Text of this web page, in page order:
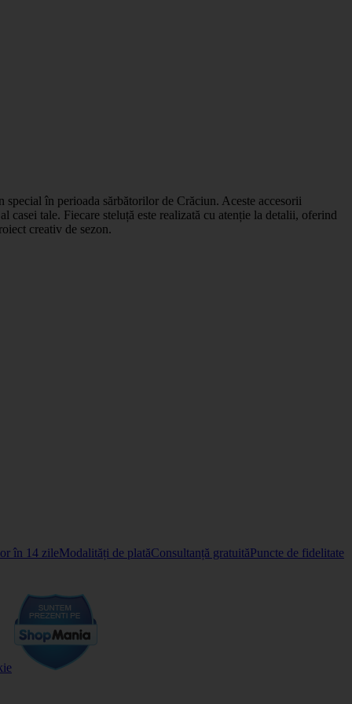
special în perioada sărbătorilor de Crăciun. Aceste accesorii
tale. Fiecare steluță este realizată cu atenție la detalii, oferind
creativ de sezon.
în 14 zileModalități de platăConsultanță gratuităPuncte de fidelitate